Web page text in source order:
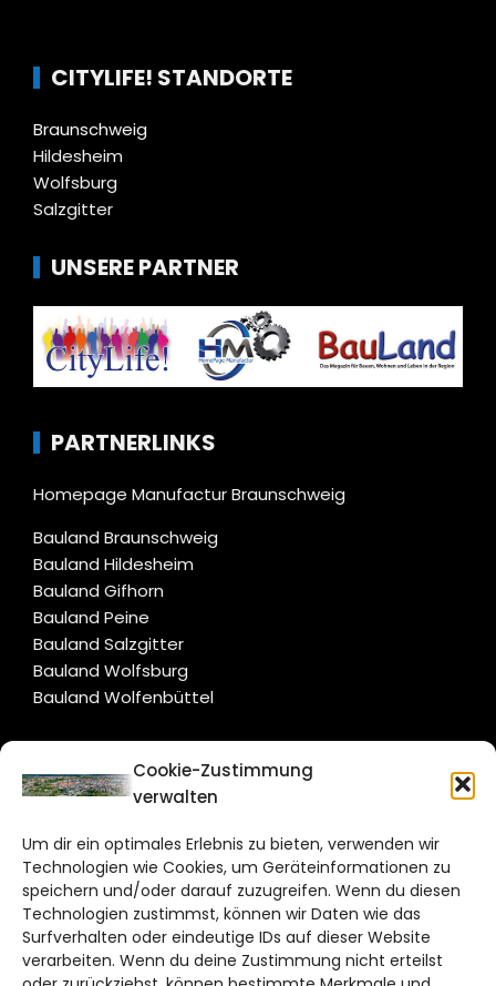
Cookie-Zustimmung
verwalten
Um dir ein optimales Erlebnis zu bieten, verwenden wir
Technologien wie Cookies, um Geräteinformationen zu
speichern und/oder darauf zuzugreifen. Wenn du diesen
Technologien zustimmst, können wir Daten wie das
Surfverhalten oder eindeutige IDs auf dieser Website
verarbeiten. Wenn du deine Zustimmung nicht erteilst
CITYLIFE! STANDORTE
Braunschweig
Hildesheim
Wolfsburg
Salzgitter
UNSERE PARTNER
PARTNERLINKS
Homepage Manufactur Braunschweig
Bauland Braunschweig
Bauland Hildesheim
Bauland Gifhorn
Bauland Peine
Bauland Salzgitter
Bauland Wolfsburg
Bauland Wolfenbüttel
CITYLIFE!
Bruchtorwall 12
38100 Braunschweig
Telefon: 0531 387220 – 65